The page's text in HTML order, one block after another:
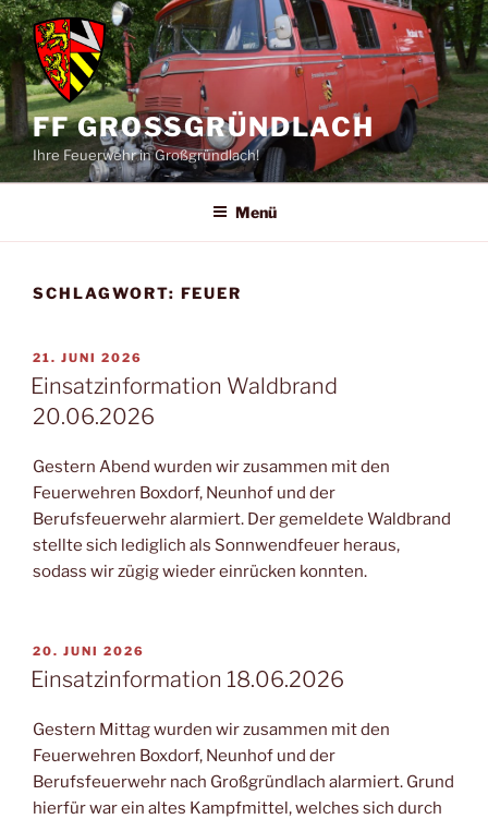
Zum
Inhalt
springen
FF GROSSGRÜNDLACH
Ihre Feuerwehr in Großgründlach!
Menü
SCHLAGWORT: FEUER
VERÖFFENTLICHT
AM
21. JUNI 2026
Einsatzinformation Waldbrand
20.06.2026
Gestern Abend wurden wir zusammen mit den
Feuerwehren Boxdorf, Neunhof und der
Berufsfeuerwehr alarmiert. Der gemeldete Waldbrand
stellte sich lediglich als Sonnwendfeuer heraus,
sodass wir zügig wieder einrücken konnten.
VERÖFFENTLICHT
AM
20. JUNI 2026
Einsatzinformation 18.06.2026
Gestern Mittag wurden wir zusammen mit den
Feuerwehren Boxdorf, Neunhof und der
Berufsfeuerwehr nach Großgründlach alarmiert. Grund
hierfür war ein altes Kampfmittel, welches sich durch